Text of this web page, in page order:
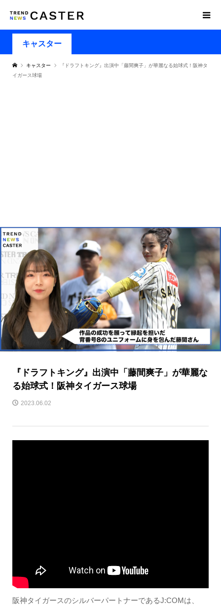
キャスター
キャスター
『ドラフトキング』出演中「藤間爽子」が華麗なる始球式！阪神タ
イガース球場
『ドラフトキング』出演中「藤間爽子」が華麗な
る始球式！阪神タイガース球場
2023.06.02
阪神タイガースのシルバーパートナーであるJ:COMは、